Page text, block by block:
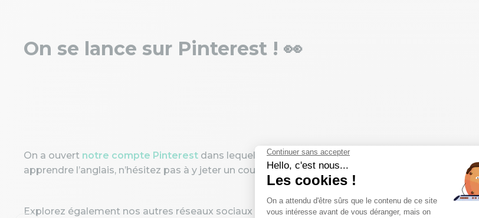
On se lance sur Pinterest ! 👀
On a ouvert notre compte Pinterest dans lequel on publie énormément de contenu gratuit pour
apprendre l’anglais, n’hésitez pas à y jeter un coup d'œil ! 🎉
Explorez également nos autres réseaux sociaux :